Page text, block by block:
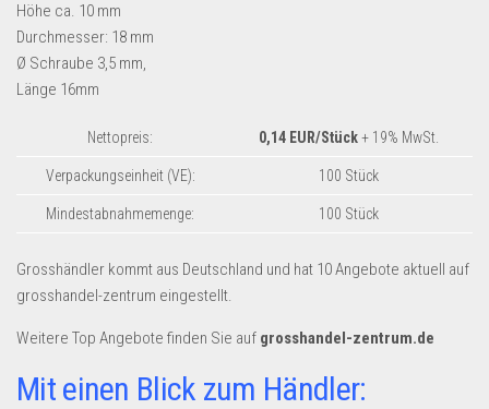
Sport & Freizeit
Uhren & Schmuck
Wohnen & Einrichten
Restposten-Angebote
Restposten für Privatpersonen
eBay Restposten kaufen
Saison & Eventprodkte
B2B Produkte
Grosshandel
Höhe ca. 10 mm
Durchmesser: 18 mm
Ø Schraube 3,5 mm,
Länge 16mm
Nettopreis: 0,14 EUR/Stück+ 19% MwSt.
Verpackungseinheit (VE): 100 Stück
Mindestabnahmemenge: 100 Stück
Grosshändler kommt aus Deutschland und hat 10 Angebote aktuell auf
grosshandel-zentrum eingestellt.
Weitere Top Angebote finden Sie auf grosshandel-zentrum.de
Mit einen Blick zum Händler: